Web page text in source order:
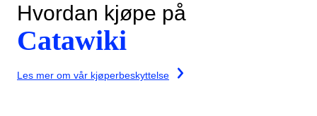
Hvordan kjøpe på
Catawiki
Les mer om vår kjøperbeskyttelse